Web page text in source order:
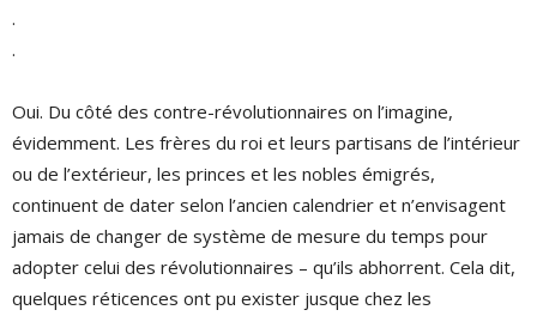
.
.
Oui. Du côté des contre-révolutionnaires on l’imagine,
évidemment. Les frères du roi et leurs partisans de l’intérieur
ou de l’extérieur, les princes et les nobles émigrés,
continuent de dater selon l’ancien calendrier et n’envisagent
jamais de changer de système de mesure du temps pour
adopter celui des révolutionnaires – qu’ils abhorrent. Cela dit,
quelques réticences ont pu exister jusque chez les